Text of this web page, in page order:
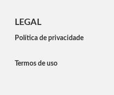
LEGAL
Política de privacidade
Termos de uso